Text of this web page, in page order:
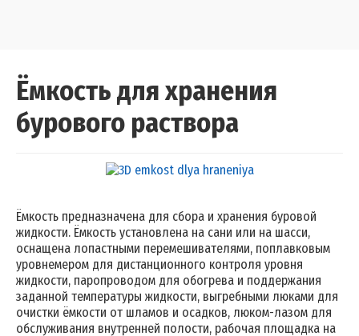
Ёмкость для хранения
бурового раствора
Ёмкость предназначена для сбора и хранения буровой
жидкости. Ёмкость установлена на сани или на шасси,
оснащена лопастными перемешивателями, поплавковым
уровнемером для дистанционного контроля уровня
жидкости, паропроводом для обогрева и поддержания
заданной температуры жидкости, выгребными люками для
очистки ёмкости от шламов и осадков, люком-лазом для
обслуживания внутренней полости, рабочая площадка на